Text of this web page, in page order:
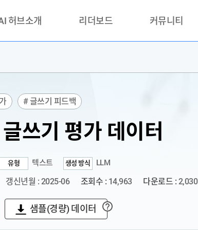
허브소개
이란?
책
리더보드 커뮤니티
활용성과 우수사례
# 글쓰기 피드백
쓰기 평가 데이터
유형 텍스트 생성 방식 LLM
갱신년월 : 2025-06 조회수 : 14,963 다운로드 : 2,030
샘플(경량) 데이터 ?